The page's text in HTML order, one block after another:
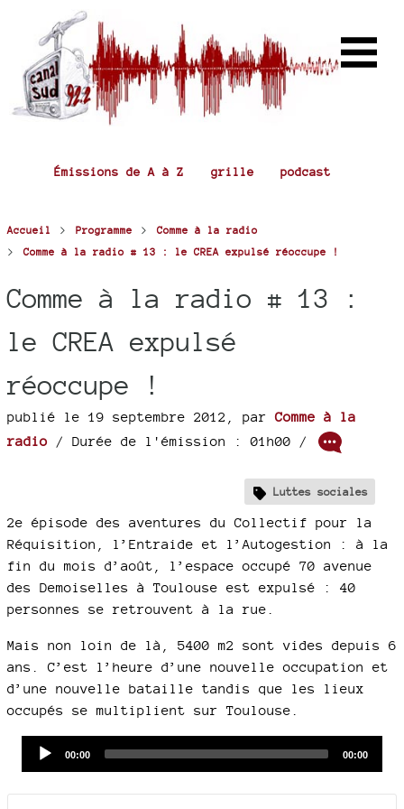
Émissions de A à Z grille podcast
Accueil > Programme > Comme à la radio
> Comme à la radio # 13 : le CREA expulsé réoccupe !
Comme à la radio # 13 :
le CREA expulsé
réoccupe !
publié le 19 septembre 2012 parComme à la
radio / Durée de l'émission : 01h00 /
Luttes sociales
2e épisode des aventures du Collectif pour la
Réquisition, l’Entraide et l’Autogestion : à la
fin du mois d’août, l’espace occupé 70 avenue
des Demoiselles à Toulouse est expulsé : 40
personnes se retrouvent à la rue.
Mais non loin de là, 5400 m2 sont vides depuis 6
ans. C’est l’heure d’une nouvelle occupation et
d’une nouvelle bataille tandis que les lieux
occupés se multiplient sur Toulouse.
Current
00:00
Total
00:00